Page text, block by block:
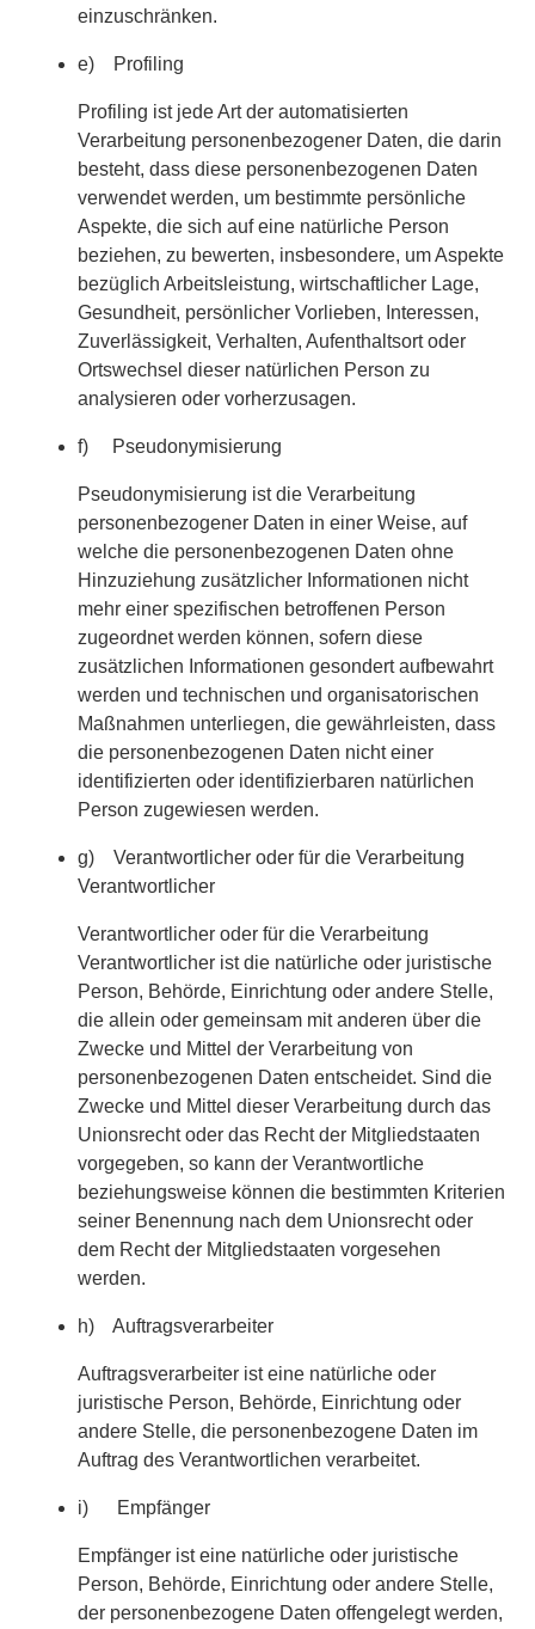
einzuschränken.
e) Profiling
Profiling ist jede Art der automatisierten
Verarbeitung personenbezogener Daten, die darin
besteht, dass diese personenbezogenen Daten
verwendet werden, um bestimmte persönliche
Aspekte, die sich auf eine natürliche Person
beziehen, zu bewerten, insbesondere, um Aspekte
bezüglich Arbeitsleistung, wirtschaftlicher Lage,
Gesundheit, persönlicher Vorlieben, Interessen,
Zuverlässigkeit, Verhalten, Aufenthaltsort oder
Ortswechsel dieser natürlichen Person zu
analysieren oder vorherzusagen.
f) Pseudonymisierung
Pseudonymisierung ist die Verarbeitung
personenbezogener Daten in einer Weise, auf
welche die personenbezogenen Daten ohne
Hinzuziehung zusätzlicher Informationen nicht
mehr einer spezifischen betroffenen Person
zugeordnet werden können, sofern diese
zusätzlichen Informationen gesondert aufbewahrt
werden und technischen und organisatorischen
Maßnahmen unterliegen, die gewährleisten, dass
die personenbezogenen Daten nicht einer
identifizierten oder identifizierbaren natürlichen
Person zugewiesen werden.
g) Verantwortlicher oder für die Verarbeitung
Verantwortlicher
Verantwortlicher oder für die Verarbeitung
Verantwortlicher ist die natürliche oder juristische
Person, Behörde, Einrichtung oder andere Stelle,
die allein oder gemeinsam mit anderen über die
Zwecke und Mittel der Verarbeitung von
personenbezogenen Daten entscheidet. Sind die
Zwecke und Mittel dieser Verarbeitung durch das
Unionsrecht oder das Recht der Mitgliedstaaten
vorgegeben, so kann der Verantwortliche
beziehungsweise können die bestimmten Kriterien
seiner Benennung nach dem Unionsrecht oder
dem Recht der Mitgliedstaaten vorgesehen
werden.
h) Auftragsverarbeiter
Auftragsverarbeiter ist eine natürliche oder
juristische Person, Behörde, Einrichtung oder
andere Stelle, die personenbezogene Daten im
Auftrag des Verantwortlichen verarbeitet.
i) Empfänger
Empfänger ist eine natürliche oder juristische
Person, Behörde, Einrichtung oder andere Stelle,
der personenbezogene Daten offengelegt werden,